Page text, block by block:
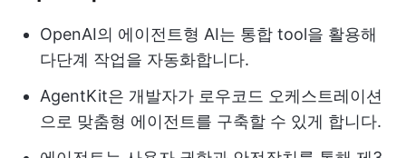
OpenAI의 에이전트형 AI는 통합 tool을 활용해
다단계 작업을 자동화합니다.
AgentKit은 개발자가 로우코드 오케스트레이션
으로 맞춤형 에이전트를 구축할 수 있게 합니다.